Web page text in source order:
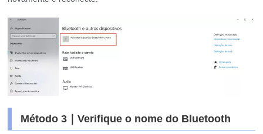
Método 3｜Verifique o nome do Bluetooth